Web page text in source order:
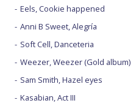
Eels, Cookie happened
Anni B Sweet, Alegría
Soft Cell, Danceteria
Weezer, Weezer (Gold album)
Sam Smith, Hazel eyes
Kasabian, Act III